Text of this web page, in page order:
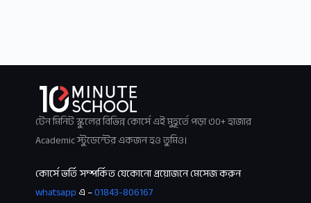
টেন মিনিট স্কুলের বিভিন্ন কোর্সে এই মুহূর্তে পড়া ৩০+ হাজার
Academic স্টুডেন্টের একজন হও তুমিও।
কোর্সে ভর্তি সম্পর্কিত যেকোনো প্রয়োজনে মেসেজ করুন
whatsappএ –01843-806167